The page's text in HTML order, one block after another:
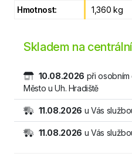
Hmotnost:
1,360 kg
Skladem na
10.08.2026 při
Město u Uh. Hradiště
11.08.2026 u Vás
11.08.2026 u Vás